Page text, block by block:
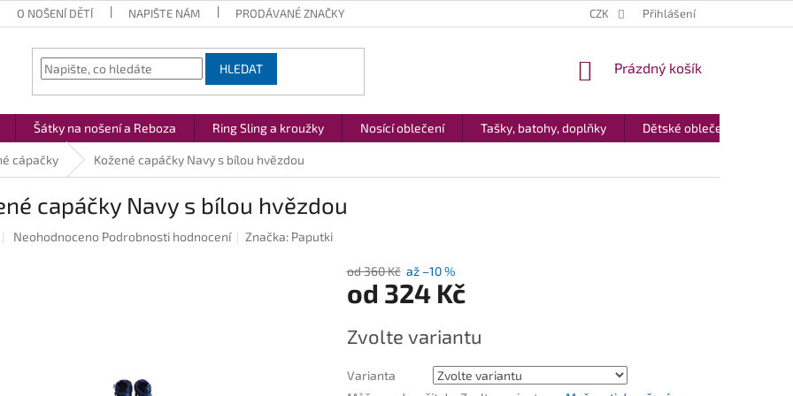
O NOŠENÍ DĚTÍ NAPIŠTE NÁM PRODÁVANÉ ZNAČKY CZK Přihlášení
HLEDAT
NÁKUPNÍ
Prázdný košík
Šátky na nošení a Reboza Ring Sling a kroužky Nosící oblečení Tašky, batohy, doplňky Dětské oblečení
cápačky Kožené capáčky Navy s bílou hvězdou
capáčky Navy s bílou hvězdou
Průměrné
Neohodnoceno Podrobnosti hodnocení Značka: Paputki
od 360 Kč až –10 %
od 324 Kč
cena:
Zvolte variantu
Varianta